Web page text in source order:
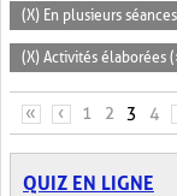
(X) En plusieurs séances
(X) Activités élaborées
PAGES
« ‹ 1 2 3 4
QUIZ EN LIGNE